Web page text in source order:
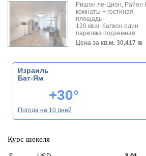
Ришон ле-Цион, Район
комнаты + гостиная
площадь
120 кв.м, балкон один
парковка подземная
Цена за кв.м. 30,417 ₪
Израиль
Бат-Ям
+30°
Погода на 10 дней
Курс шекеля